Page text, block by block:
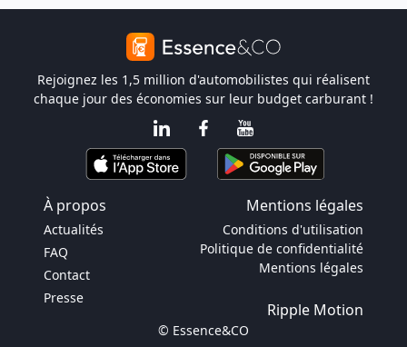
Rejoignez les 1,5 million d'automobilistes qui réalisent
chaque jour des économies sur leur budget carburant !
À propos Mentions légales
Actualités
FAQ
Contact
Presse
Conditions d'utilisation
Politique de confidentialité
Mentions légales
Ripple Motion
© Essence&CO